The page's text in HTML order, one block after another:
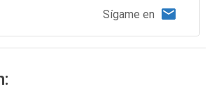
Sígame en